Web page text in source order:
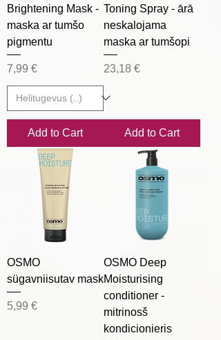
Brightening Mask -
maska ar tumšo
pigmentu
Price
7,99 €
Add to Cart
Toning Spray - ārā
neskalojama
maska ar tumšopi
Price
23,18 €
Add to Cart
OSMO
sügavniisutav mask
Price
5,99 €
OSMO Deep
Moisturising
conditioner -
mitrinosš
kondicionieris